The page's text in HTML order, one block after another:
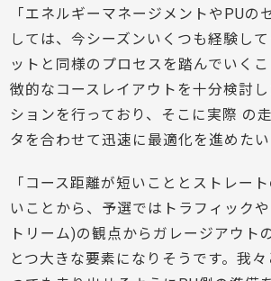
「エネルギーマネージメントやPUの
しては、今シーズンいくつも経験し
ットと同様のプロセスを踏んでいく
徴的なコースレイアウトを十分検討
ションを行っており、そこに実際 の
タを合わせて迅速に最適化を進めたい
「コース距離が短いこととストレー
いことから、予選ではトラフィック
トリーム)の観点からガレージアウト
とつ大きな要素になりそうです。我